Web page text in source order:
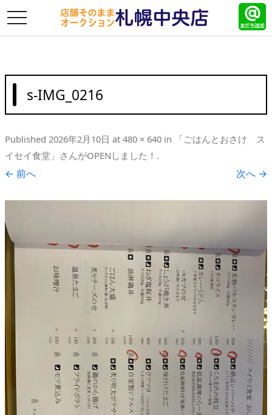
toggle
s-IMG_0216
Published 2026年2月10日 at 480 × 640 in
「ごはんとおさけ ス
イセイ食堂」さんがOPENしました！ .
← 前へ 次へ →